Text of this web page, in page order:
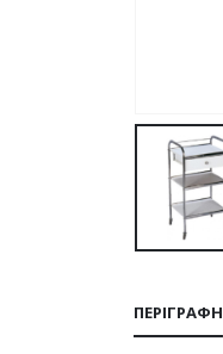
ΠΕΡΙΓΡΑΦΉ